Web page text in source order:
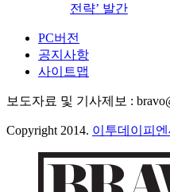
전략’ 발간
PC버전
공지사항
사이트맵
보도자료 및 기사제보 :
Copyright 2014. 이투데이피엔